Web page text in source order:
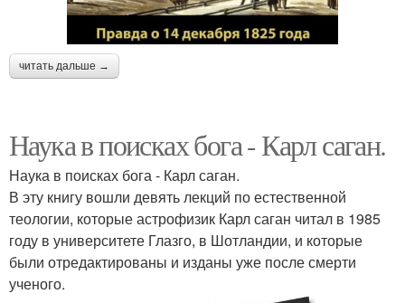
читать дальше →
Наука в поисках бога - Карл саган.
Наука в поисках бога - Карл саган.
В эту книгу вошли девять лекций по естественной
теологии, которые астрофизик Карл саган читал в 1985
году в университете Глазго, в Шотландии, и которые
были отредактированы и изданы уже после смерти
ученого.